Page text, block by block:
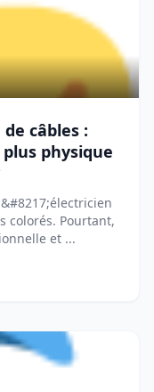
câbles :
physique
colorés. Pourtant,
et ...